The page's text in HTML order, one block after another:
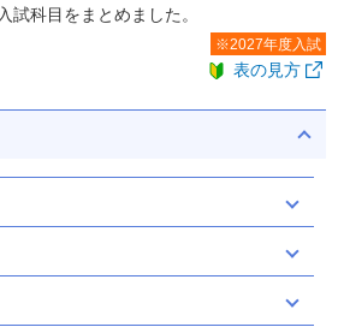
試科目をまとめました。
※2027年度入試
表の見方